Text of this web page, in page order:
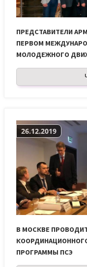
ПРЕДСТАВИТЕЛИ
ПЕРВОМ
МОЛОДЕЖНОГО
26.12.2019
В МОСКВЕ
ПРОГРАММЫ ПСЭ